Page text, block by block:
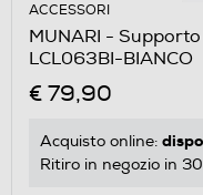
ACCESSORI
MUNARI -
LCL063BI-BIANCO
€ 79,90
Acquisto online:
Ritiro in negozio in